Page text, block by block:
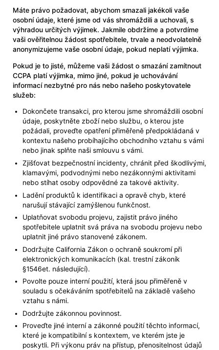
Máte právo požadovat, abychom smazali jakékoli vaše
osobní údaje, které jsme od vás shromáždili a uchovali, s
výhradou určitých výjimek. Jakmile obdržíme a potvrdíme
vaši ověřitelnou žádost spotřebitele, trvale a neodvolatelně
anonymizujeme vaše osobní údaje, pokud neplatí výjimka.
Pokud je to jisté, můžeme vaši žádost o smazání zamítnout
CCPA platí výjimka, mimo jiné, pokud je uchovávání
informací nezbytné pro nás nebo našeho poskytovatele
služeb:
Dokončete transakci, pro kterou jsme shromáždili osobní
údaje, poskytněte zboží nebo službu, o kterou jste
požádali, proveďte opatření přiměřeně předpokládaná v
kontextu našeho probíhajícího obchodního vztahu s vámi
nebo jinak splňte naši smlouvu s vámi.
Zjišťovat bezpečnostní incidenty, chránit před škodlivými,
klamavými, podvodnými nebo nezákonnými aktivitami
nebo stíhat osoby odpovědné za takové aktivity.
Ladění produktů k identifikaci a opravě chyb, které
narušují stávající zamýšlenou funkčnost.
Uplatňovat svobodu projevu, zajistit právo jiného
spotřebitele uplatnit svá práva na svobodu projevu nebo
uplatnit jiné právo stanovené zákonem.
Dodržujte California Zákon o ochraně soukromí při
elektronických komunikacích (kal. trestní zákoník
§1546et. následující).
Povolte pouze interní použití, která jsou přiměřeně v
souladu s očekáváním spotřebitelů na základě vašeho
vztahu s námi.
Dodržujte zákonnou povinnost.
Proveďte jiné interní a zákonné použití těchto informací,
které je kompatibilní s kontextem, ve kterém jste je
poskytli. Při výkonu práv na přístup, přenositelnost údajů